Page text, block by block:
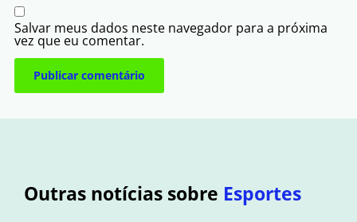
Salvar meus dados neste navegador para a próxima
vez que eu comentar.
Outras notícias sobre Esportes